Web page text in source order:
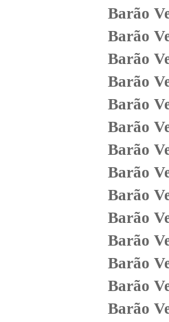
Barão
Barão
Barão
Barão
Barão
Barão
Barão
Barão
Barão
Barão
Barão
Barão
Barão
Barão